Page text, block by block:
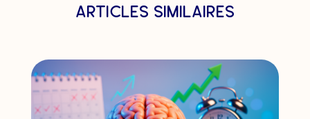
articles similaires